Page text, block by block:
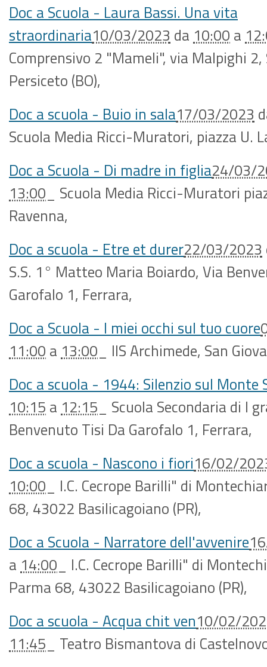
Doc a Scuola - Laura Bassi. Una vita
straordinaria10/03/2023 da 10:00 a
Comprensivo 2 "Mameli", via Malpighi
Persiceto (BO),
Doc a scuola - Buio in sala17/03/2023
Scuola Media Ricci-Muratori, piazza U.
Doc a Scuola - Di madre in figlia24/03/
13:00
Scuola Media Ricci-Muratori
Ravenna,
Doc a scuola - Etre et durer22/03/2023
S.S. 1° Matteo Maria Boiardo, Via
Garofalo 1, Ferrara,
Doc a Scuola - I miei occhi sul tuo cuore
11:00 a 13:00
IIS Archimede, San
Doc a scuola - 1944: Silenzio sul Monte
10:15 a 12:15
Scuola Secondaria di I
Benvenuto Tisi Da Garofalo 1, Ferrara,
Doc a scuola - Nascono i fiori16/02/
10:00
I.C. Cecrope Barilli" di
68, 43022 Basilicagoiano (PR),
Doc a Scuola - Narratore dell'avvenire
a 14:00
I.C. Cecrope Barilli" di
Parma 68, 43022 Basilicagoiano (PR),
Doc a scuola - Acqua chit ven10/02/
11:45
Teatro Bismantova di